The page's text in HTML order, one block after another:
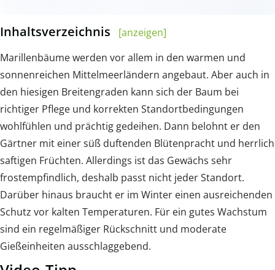
Inhaltsverzeichnis
[anzeigen]
Marillenbäume werden vor allem in den warmen und
sonnenreichen Mittelmeerländern angebaut. Aber auch in
den hiesigen Breitengraden kann sich der Baum bei
richtiger Pflege und korrekten Standortbedingungen
wohlfühlen und prächtig gedeihen. Dann belohnt er den
Gärtner mit einer süß duftenden Blütenpracht und herrlich
saftigen Früchten. Allerdings ist das Gewächs sehr
frostempfindlich, deshalb passt nicht jeder Standort.
Darüber hinaus braucht er im Winter einen ausreichenden
Schutz vor kalten Temperaturen. Für ein gutes Wachstum
sind ein regelmäßiger Rückschnitt und moderate
Gießeinheiten ausschlaggebend.